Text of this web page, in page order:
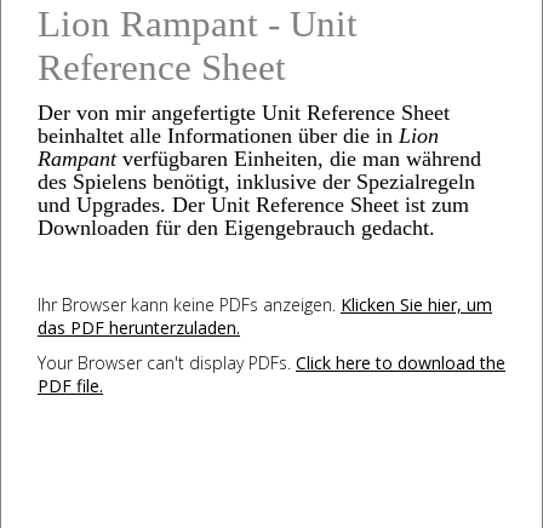
Lion Rampant - Unit
Reference Sheet
Der von mir angefertigte Unit Reference Sheet
beinhaltet alle Informationen über die in Lion
Rampantverfügbaren Einheiten, die man während
des Spielens benötigt, inklusive der Spezialregeln
und Upgrades. Der Unit Reference Sheet ist zum
Downloaden für den Eigengebrauch gedacht.
Ihr Browser kann keine PDFs anzeigen. Klicken Sie hier, um
das PDF herunterzuladen.
Your Browser can't display PDFs. Click here to download the
PDF file.